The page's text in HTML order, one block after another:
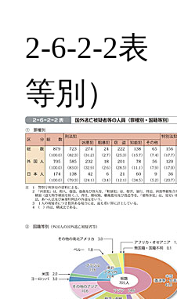
2-6-2-2表
等別）